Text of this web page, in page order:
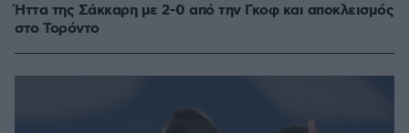
Ήττα της Σάκκαρη με 2-0 από την Γκοφ και αποκλεισμός
στο Τορόντο